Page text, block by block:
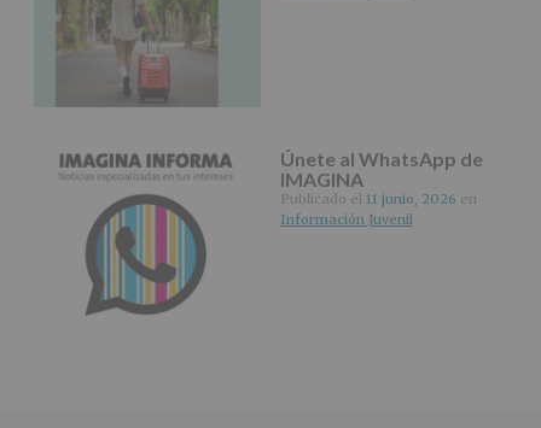
Únete al WhatsApp de
IMAGINA
Publicado el 11 junio, 2026 en
Información Juvenil